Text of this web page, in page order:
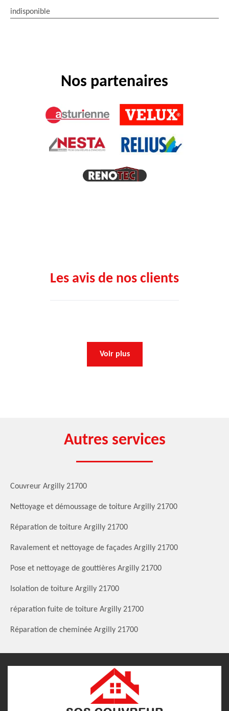
indisponible
Nos partenaires
Les avis de nos clients
Voir plus
Autres services
Couvreur Argilly 21700
Nettoyage et démoussage de toiture Argilly 21700
Réparation de toiture Argilly 21700
Ravalement et nettoyage de façades Argilly 21700
Pose et nettoyage de gouttières Argilly 21700
Isolation de toiture Argilly 21700
réparation fuite de toiture Argilly 21700
Réparation de cheminée Argilly 21700